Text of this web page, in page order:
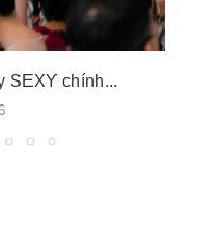
SEXY chính...